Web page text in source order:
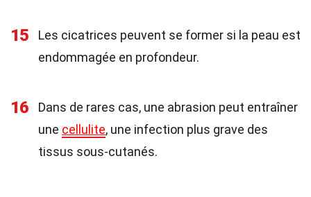
15
Les cicatrices peuvent se former si la peau est
endommagée en profondeur.
16
Dans de rares cas, une abrasion peut entraîner
une cellulite, une infection plus grave des
tissus sous-cutanés.